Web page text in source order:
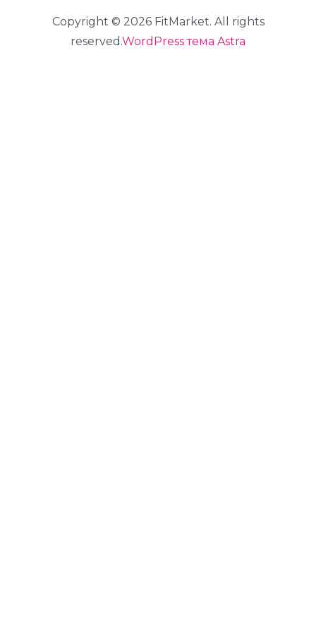
Copyright © 2026 FitMarket. All rights
reserved.WordPress тема Astra